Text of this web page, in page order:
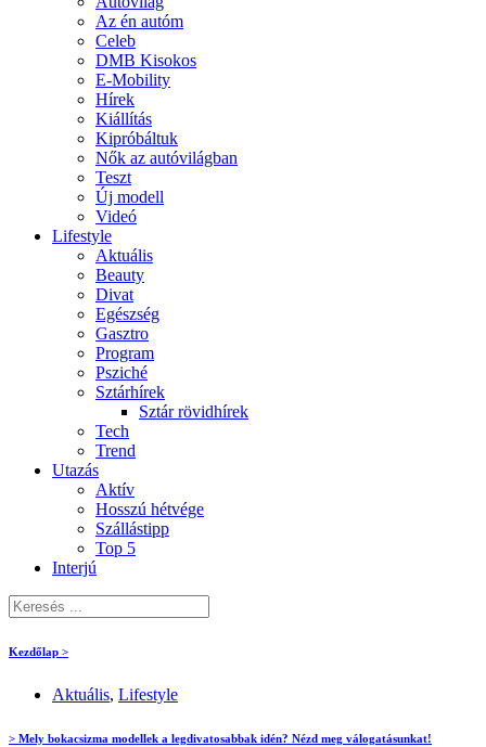
Az én autóm
Celeb
DMB Kisokos
E-Mobility
Hírek
Kiállítás
Kipróbáltuk
Nők az autóvilágban
Teszt
Új modell
Videó
Lifestyle
Aktuális
Beauty
Divat
Egészség
Gasztro
Program
Psziché
Sztárhírek
Sztár rövidhírek
Tech
Trend
Utazás
Aktív
Hosszú hétvége
Szállástipp
Top 5
Interjú
Kezdőlap >
Aktuális, Lifestyle
> Mely bokacsizma modellek a legdivatosabbak idén? Nézd meg válogatásunkat!